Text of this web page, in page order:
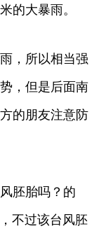
的大暴雨。
，所以相当强
，但是后面南
的朋友注意防
胚胎吗？的
不过该台风胚